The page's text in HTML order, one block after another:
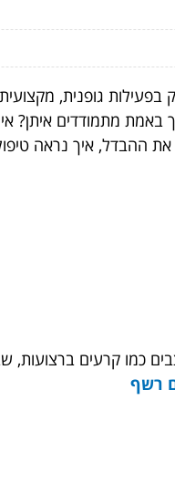
גופנית,
מתמודדים איתן?
ההבדל, איך נראה
כמו קרעים ברצועות,
רשף